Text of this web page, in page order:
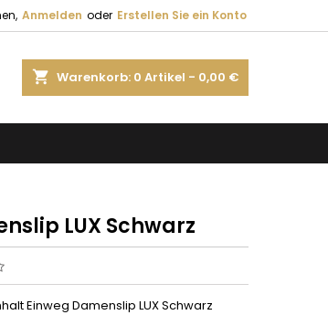
Anmelden oder Erstellen Sie ein Konto
shopping_cart Warenkorb: 0 Artikel - 0,00 €
LUX Schwarz
Einweg Damenslip LUX Schwarz